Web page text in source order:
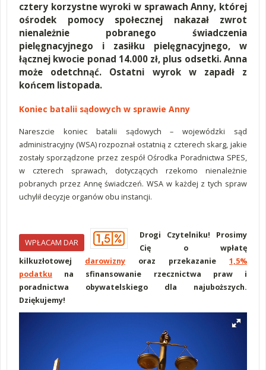
cztery korzystne wyroki w sprawach Anny, której
ośrodek pomocy społecznej nakazał zwrot
nienależnie pobranego świadczenia
pielęgnacyjnego i zasiłku pielęgnacyjnego, w
łącznej kwocie ponad 14.000 zł, plus odsetki. Anna
może odetchnąć. Ostatni wyrok w zapadł z
końcem listopada.
Koniec batalii sądowych w sprawie Anny
Nareszcie koniec batalii sądowych – wojewódzki sąd
administracyjny (WSA) rozpoznał ostatnią z czterech skarg, jakie
zostały sporządzone przez zespół Ośrodka Poradnictwa SPES,
w czterech sprawach, dotyczących rzekomo nienależnie
pobranych przez Annę świadczeń. WSA w każdej z tych spraw
uchylił decyzje organów obu instancji.
WPŁACAM DAR
Drogi Czytelniku! Prosimy
Cię o wpłatę
kilkuzłotowej darowizny oraz przekazanie 1,5%
podatku na sfinansowanie rzecznictwa praw i
poradnictwa obywatelskiego dla najuboższych.
Dziękujemy!